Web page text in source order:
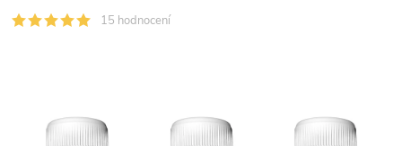
15 hodnocení